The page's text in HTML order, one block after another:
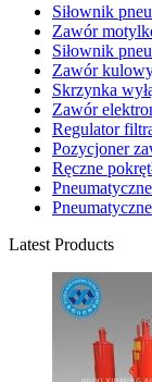
Siłownik
Zawór
Siłownik
Zawór
Skrzynka
Zawór
Regulator
Pozycjoner
Ręczne
Latest Products